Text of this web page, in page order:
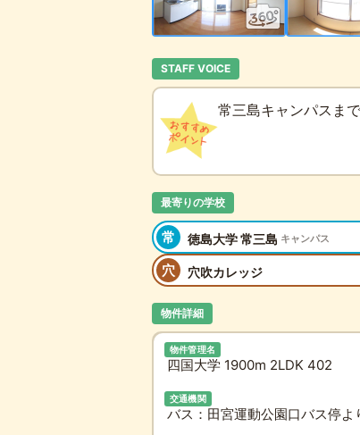
STAFF VOICE
常三島キャンパスま
最寄りの学校
常 徳島大学 常三島 キャンパス
穴 穴吹カレッジ
物件詳細
物件管理名
四国大学 1900m 2LDK 402
交通機関
バス：田宮運動公園口バス停